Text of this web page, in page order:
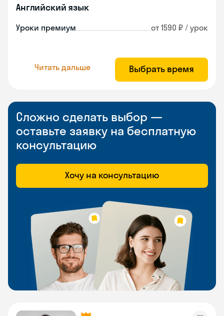
Английский язык
Уроки премиум от 1590 ₽ / урок
Читать дальше Выбрать время
Сложно сделать выбор —
оставьте заявку на бесплатную
консультацию
Хочу на консультацию